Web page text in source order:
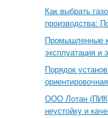
Как выбрать
производства:
Промышленные
эксплуатация и
Порядок
ООО Лотан
неустойку и